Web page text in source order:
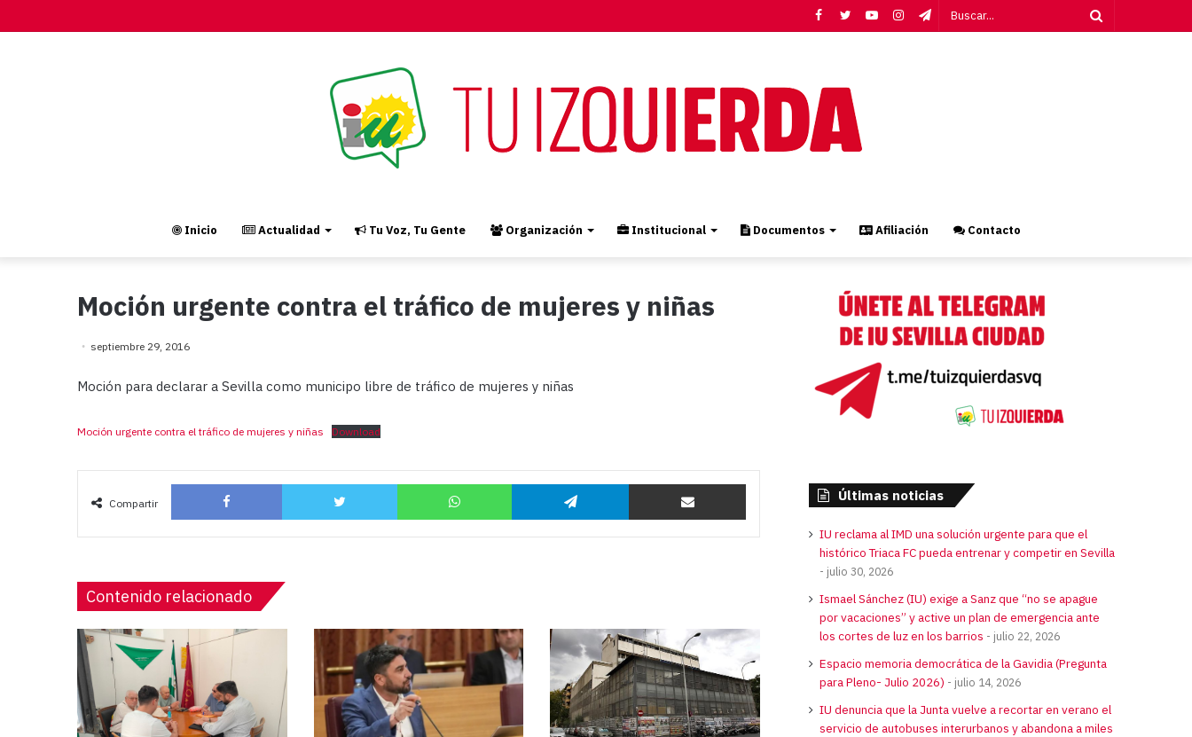
Telegram
Instagram
YouTube
Twitter
Facebook
Inicio Actualidad Tu Voz, Tu Gente Organización Institucional Documentos Afiliación Contacto
Moción urgente contra el tráfico de mujeres y niñas
septiembre 29, 2016
Moción para declarar a Sevilla como municipo libre de tráfico de mujeres y niñas
Moción urgente contra el tráfico de mujeres y niñas Download
Compartir
Facebook Twitter WhatsApp Telegram Compartir por correo
Contenido relacionado
Últimas noticias
IU reclama al IMD una solución urgente para que el
histórico Triaca FC pueda entrenar y competir en Sevilla
julio 30, 2026
Ismael Sánchez (IU) exige a Sanz que “no se apague
por vacaciones” y active un plan de emergencia ante
los cortes de luz en los barrios
julio 22, 2026
Espacio memoria democrática de la Gavidia (Pregunta
para Pleno- Julio 2026)
julio 14, 2026
IU denuncia que la Junta vuelve a recortar en verano el
servicio de autobuses interurbanos y abandona a miles